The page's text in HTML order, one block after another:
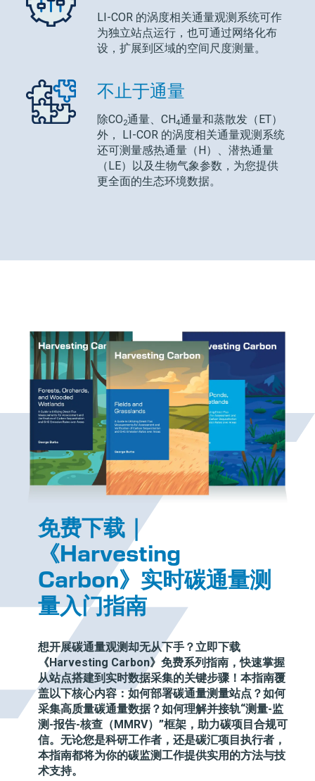
LI-COR 的涡度相关通量观测系统可作
为独立站点运行，也可通过网络化布
设，扩展到区域的空间尺度测量。
不止于通量
除CO2通量、CH4通量和蒸散发（ET）
外，
LI-COR 的涡度相关通量观测系统
还可测量感热通量（H）、潜热通量
（LE）以及生物气象参数，为您提供
更全面的生态环境数据。
免费下载｜
《Harvesting
Carbon》实时碳通量测
量入门指南
想开展碳通量观测却无从下手？立即下载
《Harvesting Carbon》免费系列指南，快速掌握
从站点搭建到实时数据采集的关键步骤！本指南覆
盖以下核心内容：如何部署碳通量测量站点？如何
采集高质量碳通量数据？如何理解并接轨“测量-监
测-报告-核查（MMRV）”框架，助力碳项目合规可
信。无论您是科研工作者，还是碳汇项目执行者，
本指南都将为你的碳监测工作提供实用的方法与技
术支持。